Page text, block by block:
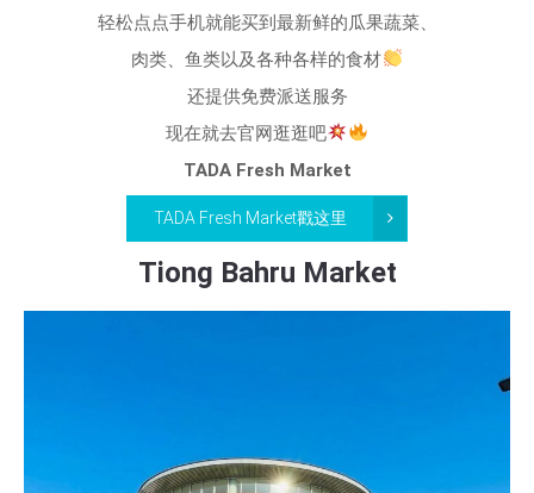
轻松点点手机就能买到最新鲜的瓜果蔬菜、
肉类、鱼类以及各种各样的食材
还提供免费派送服务
现在就去官网逛逛吧
TADA Fresh Market
TADA Fresh Market戳这里
Tiong Bahru Market